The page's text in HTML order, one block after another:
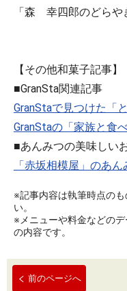
「森 幸四郎のどらや
【その他和菓子記事】
■GranSta関連記事
GranStaで見つけた「
GranStaの「家族と食
■あんみつの美味しい
「赤坂相模屋」のあん
※記事内容は執筆時点の
い。
※メニューや料金などの
の内容です。
前のページへ